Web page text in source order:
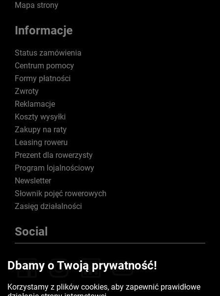
Mapa strony
Informacje
Status zamówienia
Centrum pomocy
Formy płatności
Zwroty
Reklamacje
Koszty wysyłki
Zakupy na raty
Leasing roweru
Prezent dla rowerzysty
Program lojalnościowy
Newsletter
Słownik pojęć rowerowych
Zasięg działalności
Social
Dbamy o Twoją prywatność!
Korzystamy z plików cookies, aby zapewnić prawidłowe